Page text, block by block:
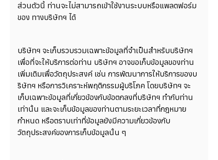
ส่วนตัวนี้ ท่านจะไม่สามารถเข้าใช้งานระบบหรือแพลตฟอร์ม
ของ ทางบริษัทฯ ได้
บริษัทฯ จะเก็บรวบรวมเฉพาะข้อมูลที่จำเป็นสำหรับบริษัทฯ
เพื่อที่จะให้บริการต่อท่าน บริษัทฯ อาจขอเก็บข้อมูลของท่าน
เพิ่มเติมเพื่อวัตถุประสงค์ เช่น การพัฒนาการให้บริการของบ
ริษัทฯ หรือการวิเคราะห์พฤติกรรมผู้บริโภค โดยบริษัทฯ จะ
เก็บเฉพาะข้อมูลที่เกี่ยวข้องกับข้อตกลงที่บริษัทฯ ทำกับท่าน
เท่านั้น และจะเก็บข้อมูลของท่านตามระยะเวลาที่กฎหมาย
กำหนด หรือตราบเท่าที่ข้อมูลยังมีความเกี่ยวข้องกับ
วัตถุประสงค์ของการเก็บข้อมูลนั้น ๆ